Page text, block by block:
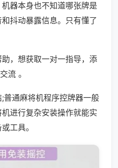
器本身也不知道哪张牌是
抖动暴露信息。只有懂了
，想获取一对一指导，添
流 。
普通麻将机程序控牌器一般
进行复杂安装操作就能实
工具。